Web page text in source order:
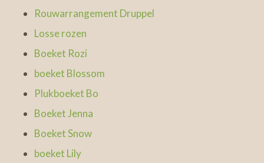
Rouwarrangement Druppel
Losse rozen
Boeket Rozi
boeket Blossom
Plukboeket Bo
Boeket Jenna
Boeket Snow
boeket Lily